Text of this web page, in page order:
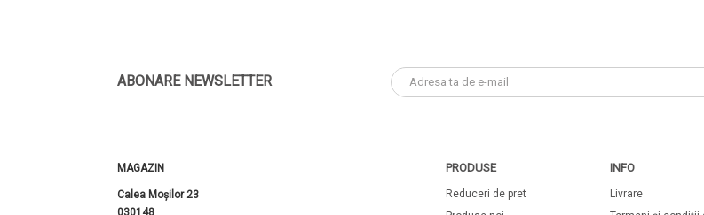
ABONARE NEWSLETTER
MAGAZIN
Calea Moșilor 23
030148
PRODUSE
Reduceri de pret
INFO
Livrare